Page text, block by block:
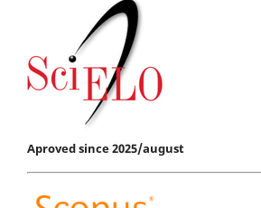
Aproved since 2025/august